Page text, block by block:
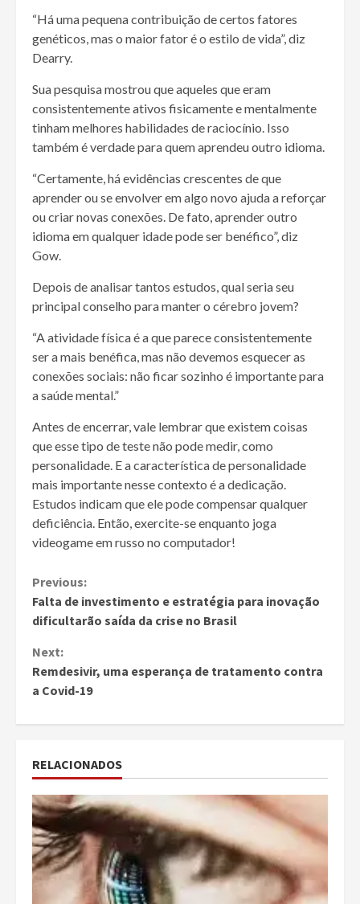
“Há uma pequena contribuição de certos fatores
genéticos, mas o maior fator é o estilo de vida”, diz
Dearry.
Sua pesquisa mostrou que aqueles que eram
consistentemente ativos fisicamente e mentalmente
tinham melhores habilidades de raciocínio. Isso
também é verdade para quem aprendeu outro idioma.
“Certamente, há evidências crescentes de que
aprender ou se envolver em algo novo ajuda a reforçar
ou criar novas conexões. De fato, aprender outro
idioma em qualquer idade pode ser benéfico”, diz
Gow.
Depois de analisar tantos estudos, qual seria seu
principal conselho para manter o cérebro jovem?
“A atividade física é a que parece consistentemente
ser a mais benéfica, mas não devemos esquecer as
conexões sociais: não ficar sozinho é importante para
a saúde mental.”
Antes de encerrar, vale lembrar que existem coisas
que esse tipo de teste não pode medir, como
personalidade. E a característica de personalidade
mais importante nesse contexto é a dedicação.
Estudos indicam que ele pode compensar qualquer
deficiência. Então, exercite-se enquanto joga
videogame em russo no computador!
Continue
Reading
Previous:
Falta de investimento e estratégia para inovação
dificultarão saída da crise no Brasil
Next:
Remdesivir, uma esperança de tratamento contra
a Covid-19
RELACIONADOS